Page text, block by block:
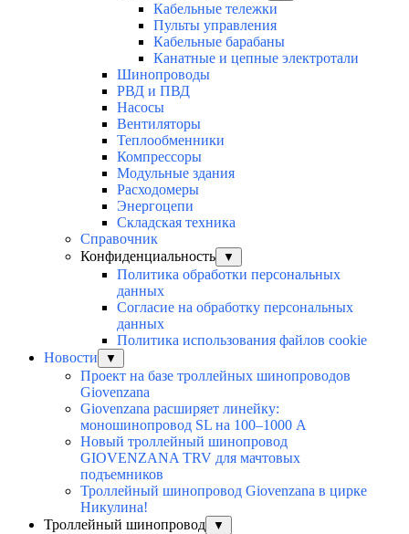
Кабельные тележки
Пульты управления
Кабельные барабаны
Канатные и цепные электротали
Шинопроводы
РВД и ПВД
Насосы
Вентиляторы
Теплообменники
Компрессоры
Модульные здания
Расходомеры
Энергоцепи
Складская техника
Справочник
Конфиденциальность
▼
Политика обработки персональных
данных
Согласие на обработку персональных
данных
Политика использования файлов cookie
Новости
▼
Проект на базе троллейных шинопроводов
Giovenzana
Giovenzana расширяет линейку:
моношинопровод SL на 100–1000 А
Новый троллейный шинопровод
GIOVENZANA TRV для мачтовых
подъемников
Троллейный шинопровод Giovenzana в цирке
Никулина!
Троллейный шинопровод
▼